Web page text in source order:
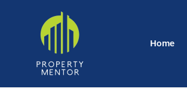
Home
navigation